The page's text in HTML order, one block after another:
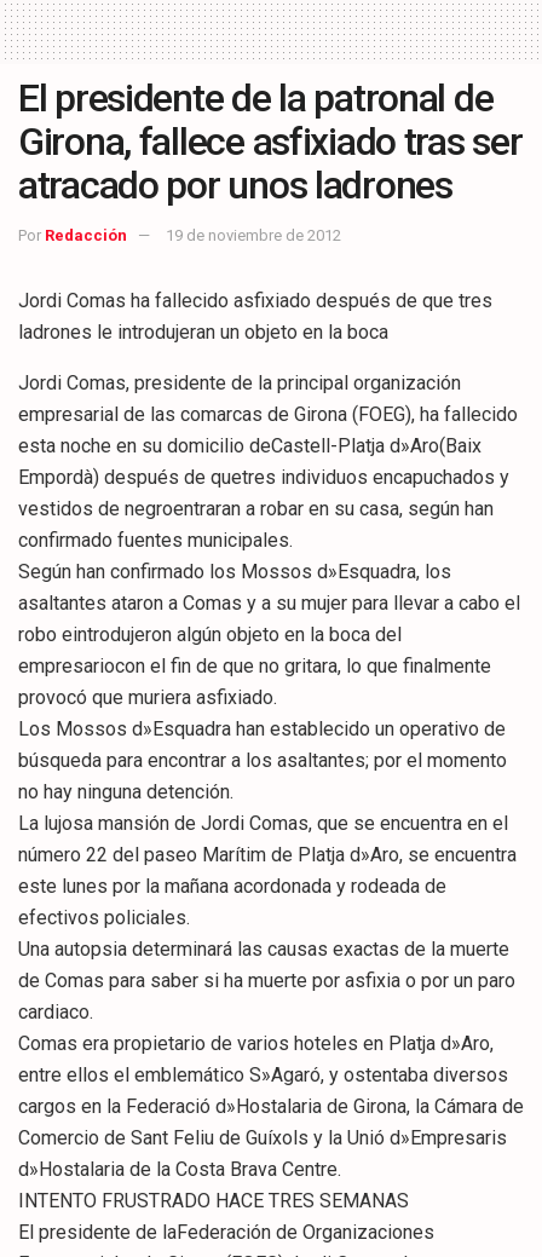
El presidente de la patronal de
Girona, fallece asfixiado tras ser
atracado por unos ladrones
Por Redacción 19 de noviembre de 2012
Jordi Comas ha fallecido asfixiado después de que tres
ladrones le introdujeran un objeto en la boca
Jordi Comas, presidente de la principal organización
empresarial de las comarcas de Girona (FOEG), ha fallecido
esta noche en su domicilio deCastell-Platja d»Aro(Baix
Empordà) después de quetres individuos encapuchados y
vestidos de negroentraran a robar en su casa, según han
confirmado fuentes municipales.
Según han confirmado los Mossos d»Esquadra, los
asaltantes ataron a Comas y a su mujer para llevar a cabo el
robo eintrodujeron algún objeto en la boca del
empresariocon el fin de que no gritara, lo que finalmente
provocó que muriera asfixiado.
Los Mossos d»Esquadra han establecido un operativo de
búsqueda para encontrar a los asaltantes; por el momento
no hay ninguna detención.
La lujosa mansión de Jordi Comas, que se encuentra en el
número 22 del paseo Marítim de Platja d»Aro, se encuentra
este lunes por la mañana acordonada y rodeada de
efectivos policiales.
Una autopsia determinará las causas exactas de la muerte
de Comas para saber si ha muerte por asfixia o por un paro
cardiaco.
Comas era propietario de varios hoteles en Platja d»Aro,
entre ellos el emblemático S»Agaró, y ostentaba diversos
cargos en la Federació d»Hostalaria de Girona, la Cámara de
Comercio de Sant Feliu de Guíxols y la Unió d»Empresaris
d»Hostalaria de la Costa Brava Centre.
INTENTO FRUSTRADO HACE TRES SEMANAS
El presidente de laFederación de Organizaciones